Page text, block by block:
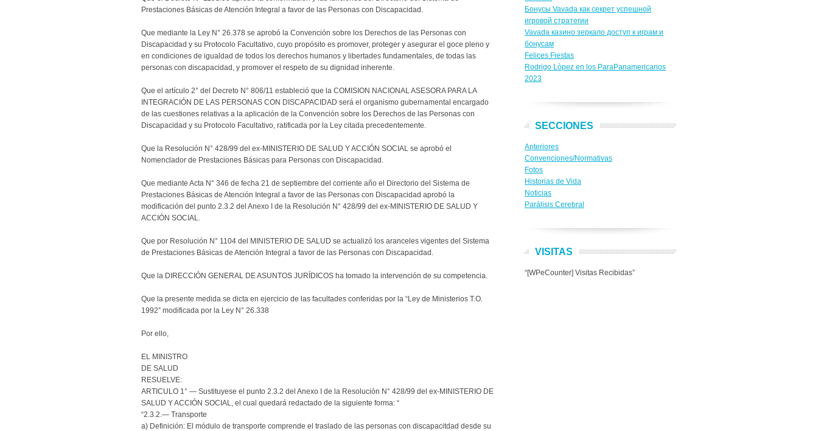
Prestaciones Básicas de Atención Integral a favor de las Personas con Discapacidad.
Que mediante la Ley N° 26.378 se aprobó la Convención sobre los Derechos de las Personas con
Discapacidad y su Protocolo Facultativo, cuyo propósito es promover, proteger y asegurar el goce pleno y
en condiciones de igualdad de todos los derechos humanos y libertades fundamentales, de todas las
personas con discapacidad, y promover el respeto de su dignidad inherente.
Que el artículo 2° del Decreto N° 806/11 estableció que la COMISION NACIONAL ASESORA PARA LA
INTEGRACIÓN DE LAS PERSONAS CON DISCAPACIDAD será el organismo gubernamental encargado
de las cuestiones relativas a la aplicación de la Convención sobre los Derechos de las Personas con
Discapacidad y su Protocolo Facultativo, ratificada por la Ley citada precedentemente.
Que la Resolución N° 428/99 del ex-MINISTERIO DE SALUD Y ACCIÓN SOCIAL se aprobó el
Nomenclador de Prestaciones Básicas para Personas con Discapacidad.
Que mediante Acta N° 346 de fecha 21 de septiembre del corriente año el Directorio del Sistema de
Prestaciones Básicas de Atención Integral a favor de las Personas con Discapacidad aprobó la
modificación del punto 2.3.2 del Anexo I de la Resolución N° 428/99 del ex-MINISTERIO DE SALUD Y
ACCIÓN SOCIAL.
Que por Resolución N° 1104 del MINISTERIO DE SALUD se actualizó los aranceles vigentes del Sistema
de Prestaciones Básicas de Atención Integral a favor de las Personas con Discapacidad.
Que la DIRECCIÓN GENERAL DE ASUNTOS JURÍDICOS ha tomado la intervención de su competencia.
Que la presente medida se dicta en ejercicio de las facultades conferidas por la “Ley de Ministerios T.O.
1992” modificada por la Ley N° 26.338
Por ello,
EL MINISTRO
DE SALUD
RESUELVE:
ARTICULO 1° — Sustituyese el punto 2.3.2 del Anexo I de la Resolución N° 428/99 del ex-MINISTERIO DE
SALUD Y ACCIÓN SOCIAL, el cual quedará redactado de la siguiente forma: “
“2.3.2.— Transporte
a) Definición: El módulo de transporte comprende el traslado de las personas con discapacitdad desde su
Бонусы Vavada как секрет успешной
игровой стратегии
Vavada казино зеркало доступ к играм и
бонусам
Felices Fiestas
Rodrigo Lòpez en los ParaPanamericanos
2023
SECCIONES
Anteriores
Convenciones/Normativas
Fotos
Historias de Vida
Noticias
Parálisis Cerebral
VISITAS
“[WPeCounter] Visitas Recibidas”